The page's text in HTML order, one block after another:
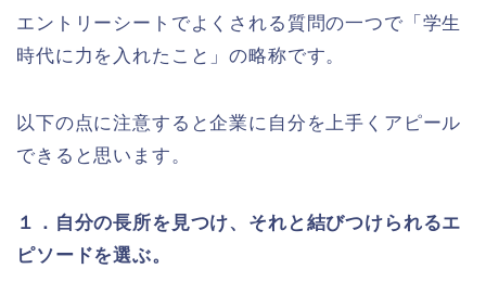
エントリーシートでよくされる質問の一つで「学生
時代に力を入れたこと」の略称です。
以下の点に注意すると企業に自分を上手くアピール
できると思います。
１． 自分の長所を見つけ、それと結びつけられるエ
ピソードを選ぶ。